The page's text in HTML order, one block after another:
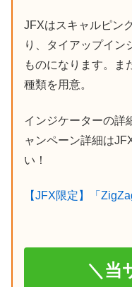
JFXはスキャルピン
り、タイアップイン
ものになります。ま
種類を用意。
インジケーターの詳
ャンペーン詳細は
い！
【JFX限定】「
＼当